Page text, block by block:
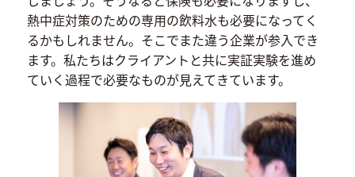
熱中症対策のための専用の飲料水も必要になってく
るかもしれません。そこでまた違う企業が参入でき
ます。私たちはクライアントと共に実証実験を進め
ていく過程で必要なものが見えてきています。